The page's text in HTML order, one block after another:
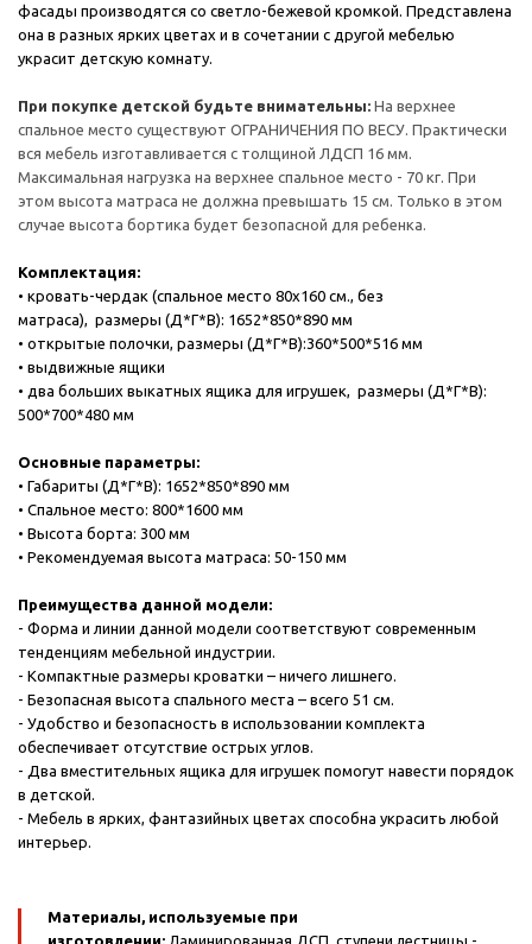
фасады производятся со светло-бежевой кромкой. Представлена
она в разных ярких цветах и в сочетании с другой мебелью
украсит детскую комнату.
При покупке детской будьте внимательны: На верхнее
спальное место существуют ОГРАНИЧЕНИЯ ПО ВЕСУ. Практически
вся мебель изготавливается с толщиной ЛДСП 16 мм.
Максимальная нагрузка на верхнее спальное место - 70 кг. При
этом высота матраса не должна превышать 15 см. Только в этом
случае высота бортика будет безопасной для ребенка.
Комплектация:
• кровать-чердак (спальное место 80х160 см., без
матраса), размеры (Д*Г*В): 1652*850*890 мм
• открытые полочки, размеры (Д*Г*В):360*500*516 мм
• выдвижные ящики
• два больших выкатных ящика для игрушек, размеры (Д*Г*В):
500*700*480 мм
Основные параметры:
• Габариты (Д*Г*В): 1652*850*890 мм
• Спальное место: 800*1600 мм
• Высота борта: 300 мм
• Рекомендуемая высота матраса: 50-150 мм
Преимущества данной модели:
- Форма и линии данной модели соответствуют современным
тенденциям мебельной индустрии.
- Компактные размеры кроватки – ничего лишнего.
- Безопасная высота спального места – всего 51 см.
- Удобство и безопасность в использовании комплекта
обеспечивает отсутствие острых углов.
- Два вместительных ящика для игрушек помогут навести порядок
в детской.
- Мебель в ярких, фантазийных цветах способна украсить любой
интерьер.
Материалы, используемые при
изготовлении: Ламинированная ДСП, ступени лестницы -